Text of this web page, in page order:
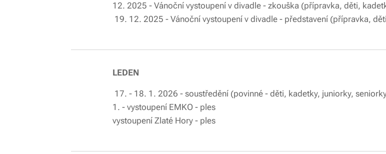
12. 2025 - Vánoční vystoupení v divadle - zkouška (přípravka, děti,
19. 12. 2025 - Vánoční vystoupení v divadle - představení (přípravka,
LEDEN
17. - 18. 1. 2026 - soustředění (povinné - děti,
1. - vystoupení EMKO
vystoupení Zlaté Hory - ples